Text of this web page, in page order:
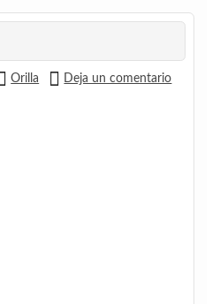
Orilla Deja un comentario